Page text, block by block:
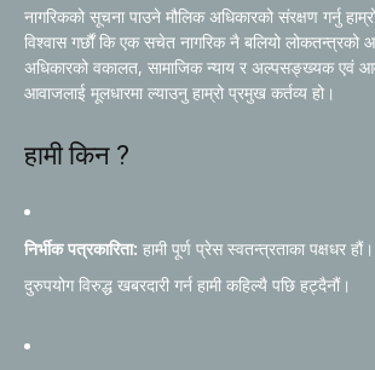
नागरिकको सूचना पाउने मौलिक अधिकारको संरक्षण गर्नु
विश्वास गर्छौं कि एक सचेत नागरिक नै बलियो लोकतन्त्रको
अधिकारको वकालत, सामाजिक न्याय र अल्पसङ्ख्यक एवं
आवाजलाई मूलधारमा ल्याउनु हाम्रो प्रमुख कर्तव्य हो।
हामी किन ?
निर्भीक पत्रकारिता: हामी पूर्ण प्रेस स्वतन्त्रताका पक्षधर
दुरुपयोग विरुद्ध खबरदारी गर्न हामी कहिल्यै पछि हट्दैनौं।